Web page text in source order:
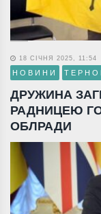
18 СІЧНЯ 2025, 11:54
НОВИНИ
ДРУЖИНА
РАДНИЦЕЮ
ОБЛРАДИ